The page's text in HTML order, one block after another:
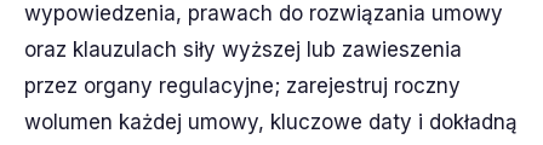
wypowiedzenia, prawach do rozwiązania umowy
oraz klauzulach siły wyższej lub zawieszenia
przez organy regulacyjne; zarejestruj roczny
wolumen każdej umowy, kluczowe daty i dokładną